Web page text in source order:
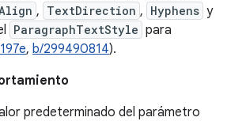
, TextDirection , Hyphens y
ParagraphTextStyle para
, b/299490814).
predeterminado del parámetro